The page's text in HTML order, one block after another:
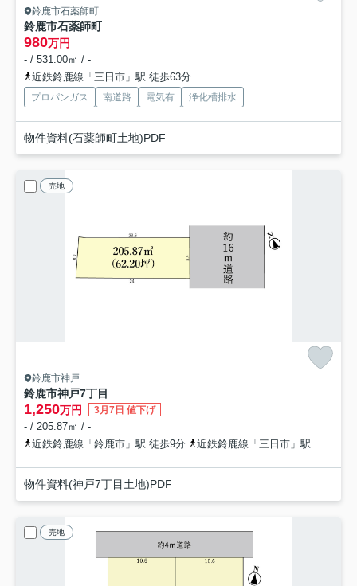
鈴鹿市石薬師町
鈴鹿市石薬師町
980万円
- / 531.00㎡ / -
近鉄鈴鹿線「三日市」駅 徒歩63分
プロパンガス 南道路 電気有 浄化槽排水
物件資料(石薬師町土地)PDF
売地
鈴鹿市神戸
鈴鹿市神戸7丁目
1,250万円 3月7日 値下げ
- / 205.87㎡ / -
近鉄鈴鹿線「鈴鹿市」駅 徒歩9分
近鉄鈴鹿線「三日市」駅 徒歩21分
物件資料(神戸7丁目土地)PDF
売地